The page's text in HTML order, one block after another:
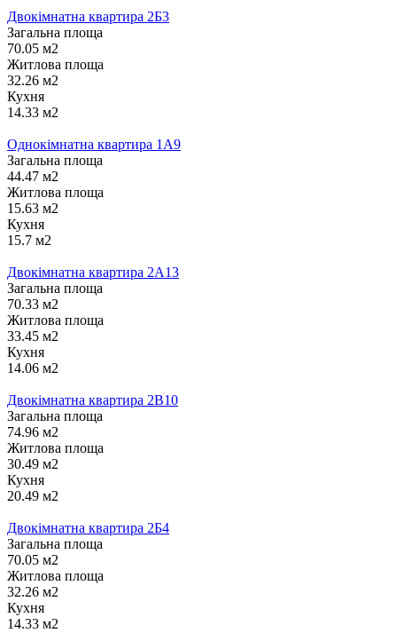
Двокімнатна квартира 2Б3
Загальна площа
70.05 м2
Житлова площа
32.26 м2
Кухня
14.33 м2
Однокімнатна квартира 1А9
Загальна площа
44.47 м2
Житлова площа
15.63 м2
Кухня
15.7 м2
Двокімнатна квартира 2А13
Загальна площа
70.33 м2
Житлова площа
33.45 м2
Кухня
14.06 м2
Двокімнатна квартира 2В10
Загальна площа
74.96 м2
Житлова площа
30.49 м2
Кухня
20.49 м2
Двокімнатна квартира 2Б4
Загальна площа
70.05 м2
Житлова площа
32.26 м2
Кухня
14.33 м2